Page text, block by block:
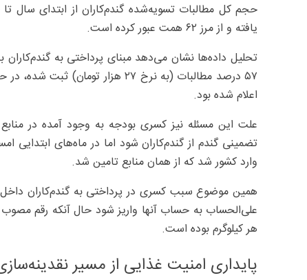
یافته و از مرز ۶۲ همت عبور کرده است.
اعلام شده بود.
علت این مسئله نیز کسری بودجه به وجود آمده در
وارد کشور شد که از همان منابع تامین شد.
همین موضوع سبب کسری در پرداختی به گندم‌کاران
هر کیلوگرم بوده است.
پایداری امنیت غذایی از مسیر